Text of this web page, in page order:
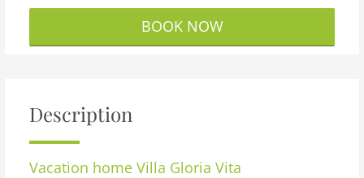
BOOK NOW
Description
Vacation home Villa Gloria Vita